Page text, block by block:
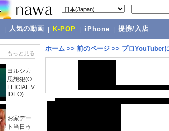
人気の動画 K-POP iPhone 提携/入店
もっと見る
ヨルシカ -
思想犯(O
FFICIAL V
IDEO)
お家デー
ト当日ゥ
ホーム >> 前のページ >> プロYouTuber